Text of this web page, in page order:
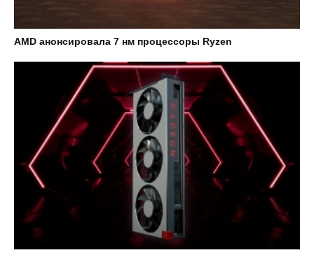
AMD анонсировала 7 нм процессоры Ryzen